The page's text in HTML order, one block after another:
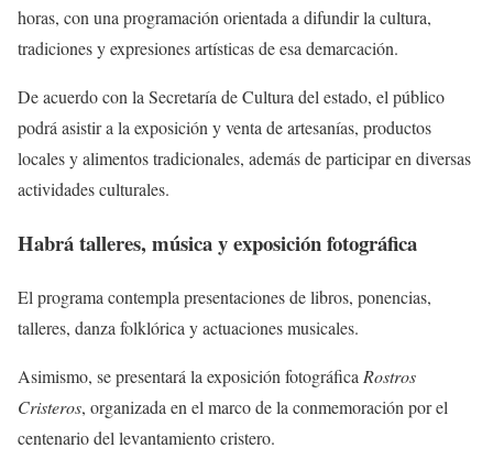
horas, con una programación orientada a difundir la cultura,
tradiciones y expresiones artísticas de esa demarcación.
De acuerdo con la Secretaría de Cultura del estado, el público
podrá asistir a la exposición y venta de artesanías, productos
locales y alimentos tradicionales, además de participar en diversas
actividades culturales.
Habrá talleres, música y exposición fotográfica
El programa contempla presentaciones de libros, ponencias,
talleres, danza folklórica y actuaciones musicales.
Asimismo, se presentará la exposición fotográfica Rostros
Cristeros, organizada en el marco de la conmemoración por el
centenario del levantamiento cristero.